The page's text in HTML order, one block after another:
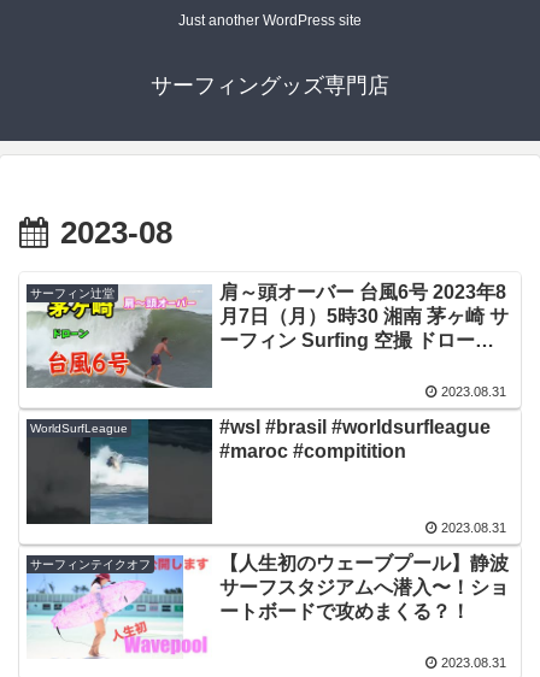
Just another WordPress site
サーフィングッズ専門店
2023-08
サーフィン辻堂
肩～頭オーバー 台風6号 2023年8
月7日（月）5時30 湘南 茅ヶ崎 サ
ーフィン Surfing 空撮 ドローン
2023.08.31
WorldSurfLeague
#wsl #brasil #worldsurfleague
#maroc #compitition
2023.08.31
サーフィンテイクオフ
【人生初のウェーブプール】静波
サーフスタジアムへ潜入〜！ショ
ートボードで攻めまくる？！
2023.08.31